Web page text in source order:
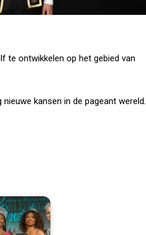
te ontwikkelen op het gebied van
kansen in de pageant wereld.